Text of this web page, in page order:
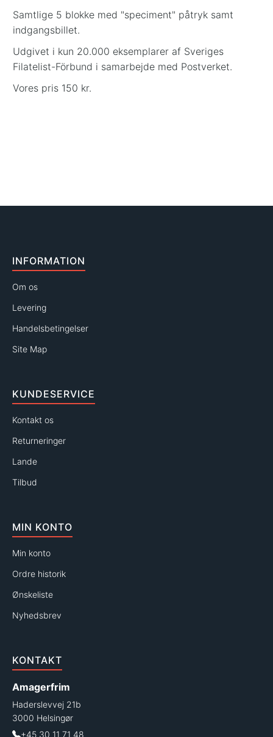
Samtlige 5 blokke med "speciment" påtryk samt
indgangsbillet.
Udgivet i kun 20.000 eksemplarer af Sveriges
Filatelist-Förbund i samarbejde med Postverket.
Vores pris 150 kr.
INFORMATION
Om os
Levering
Handelsbetingelser
Site Map
KUNDESERVICE
Kontakt os
Returneringer
Lande
Tilbud
MIN KONTO
Min konto
Ordre historik
Ønskeliste
Nyhedsbrev
KONTAKT
Amagerfrim
Haderslevvej 21b
3000 Helsingør
+45 30 11 71 48